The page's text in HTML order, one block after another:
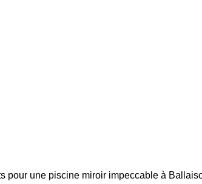
pour une piscine miroir impeccable à